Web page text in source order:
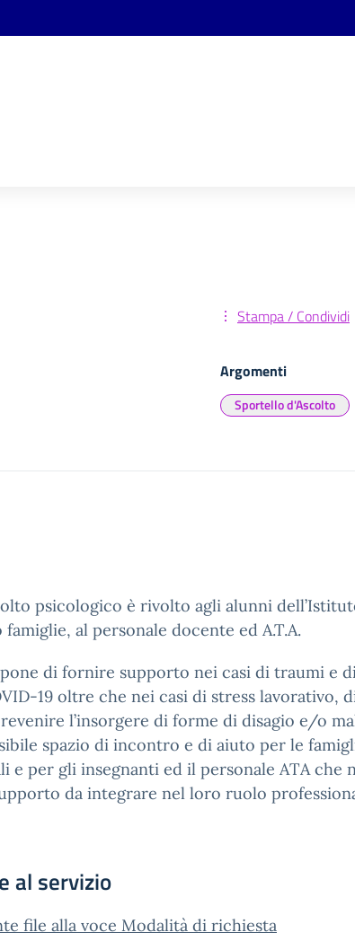
Stampa / Condividi
Argomenti
Sportello d'Ascolto
psicologico è rivolto agli alunni
al personale docente ed A.T.A.
di fornire supporto nei casi di traumi e
19 oltre che nei casi di stress
l’insorgere di forme di disagio e/o
spazio di incontro e di aiuto per le
e per gli insegnanti ed il personale ATA che
da integrare nel loro ruolo
al servizio
file alla voce Modalità di richiesta